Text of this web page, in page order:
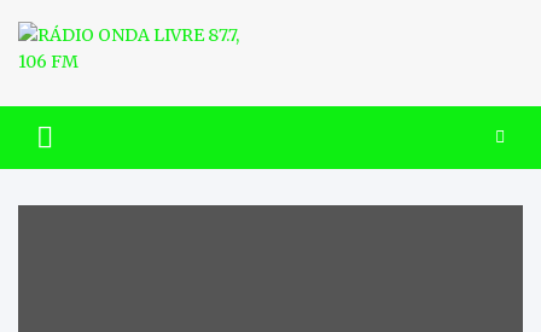
content
RÁDIO ONDA LIVRE 87.7, 106
FM